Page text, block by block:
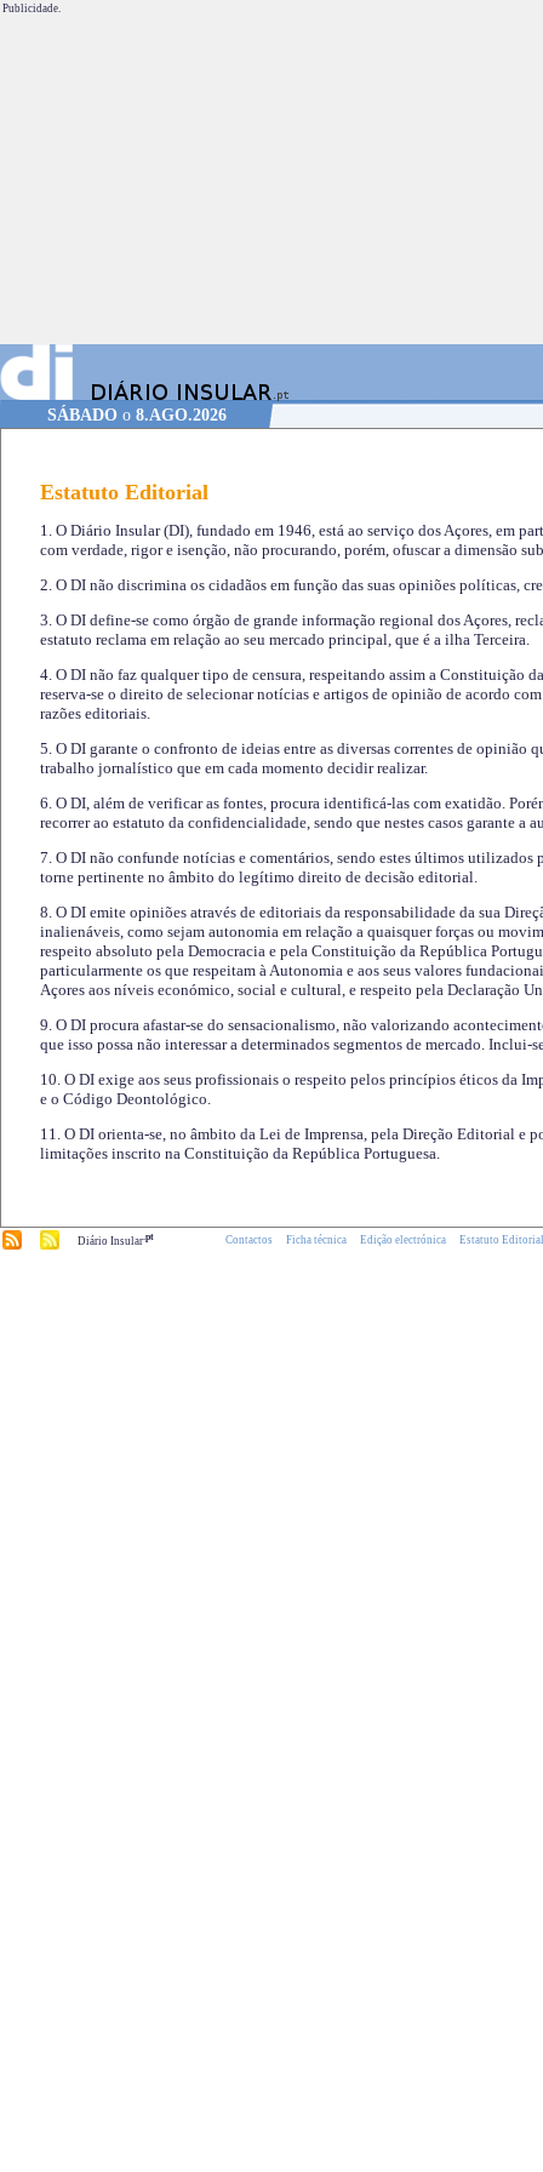
Publicidade.
SÁBADOo 8.AGO.2026
Estatuto Editorial
1. O Diário Insular (DI), fundado em 1946, está ao serviço dos Açores, em
com verdade, rigor e isenção, não procurando, porém, ofuscar a dimensão
2. O DI não discrimina os cidadãos em função das suas opiniões políticas,
3. O DI define-se como órgão de grande informação regional dos Açores,
estatuto reclama em relação ao seu mercado principal, que é a ilha Terceira.
4. O DI não faz qualquer tipo de censura, respeitando assim a Constituição
reserva-se o direito de selecionar notícias e artigos de opinião de acordo
razões editoriais.
5. O DI garante o confronto de ideias entre as diversas correntes de opinião
trabalho jornalístico que em cada momento decidir realizar.
6. O DI, além de verificar as fontes, procura identificá-las com exatidão.
recorrer ao estatuto da confidencialidade, sendo que nestes casos garante a
7. O DI não confunde notícias e comentários, sendo estes últimos utilizados
torne pertinente no âmbito do legítimo direito de decisão editorial.
8. O DI emite opiniões através de editoriais da responsabilidade da sua
inalienáveis, como sejam autonomia em relação a quaisquer forças ou
respeito absoluto pela Democracia e pela Constituição da República
particularmente os que respeitam à Autonomia e aos seus valores
Açores aos níveis económico, social e cultural, e respeito pela Declaração
9. O DI procura afastar-se do sensacionalismo, não valorizando
que isso possa não interessar a determinados segmentos de mercado.
10. O DI exige aos seus profissionais o respeito pelos princípios éticos da
e o Código Deontológico.
11. O DI orienta-se, no âmbito da Lei de Imprensa, pela Direção Editorial e
limitações inscrito na Constituição da República Portuguesa.
Diário Insular.pt Contactos Ficha técnica Edição electrónica Estatuto Editorial